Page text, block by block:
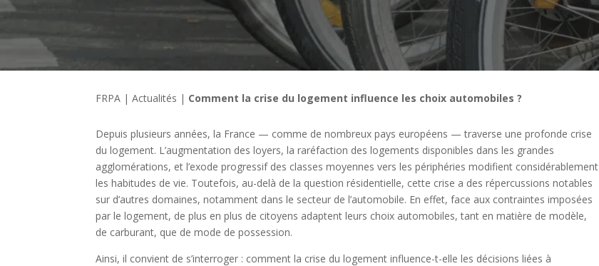
FRPA |Actualités | Comment la crise du logement influence les choix automobiles ?
Depuis plusieurs années, la France — comme de nombreux pays européens — traverse une profonde crise
du logement. L’augmentation des loyers, la raréfaction des logements disponibles dans les grandes
agglomérations, et l’exode progressif des classes moyennes vers les périphéries modifient considérablement
les habitudes de vie. Toutefois, au-delà de la question résidentielle, cette crise a des répercussions notables
sur d’autres domaines, notamment dans le secteur de l’automobile. En effet, face aux contraintes imposées
par le logement, de plus en plus de citoyens adaptent leurs choix automobiles, tant en matière de modèle,
de carburant, que de mode de possession.
Ainsi, il convient de s’interroger : comment la crise du logement influence-t-elle les décisions liées à